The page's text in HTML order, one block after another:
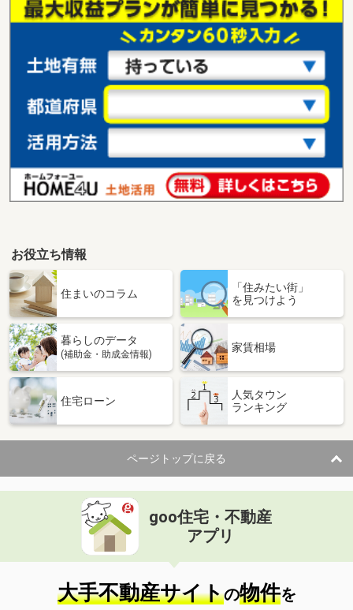
お役立ち情報
住まいのコラム
「住みたい街」
を見つけよう
暮らしのデータ
(補助金・助成金情報)
家賃相場
住宅ローン
人気タウン
ランキング
ページトップに戻る
goo住宅・不動産
アプリ
大手不動産サイトの物件を